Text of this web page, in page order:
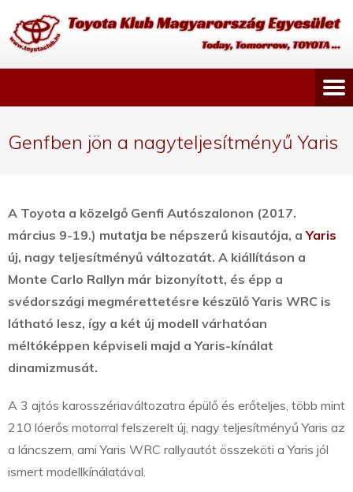
Genfben jön a nagyteljesítményű Yaris
A Toyota a közelgő Genfi Autószalonon (2017.
március 9-19.) mutatja be népszerű kisautója, aYaris
új, nagy teljesítményű változatát. A kiállításon a
Monte Carlo Rallyn már bizonyított, és épp a
svédországi megmérettetésre készülő Yaris WRC is
látható lesz, így a két új modell várhatóan
méltóképpen képviseli majd a Yaris-kínálat
dinamizmusát.
A 3 ajtós karosszériaváltozatra épülő és erőteljes, több mint
210 lóerős motorral felszerelt új, nagy teljesítményű Yaris az
a láncszem, ami Yaris WRC rallyautót összeköti a Yaris jól
ismert modellkínálatával.